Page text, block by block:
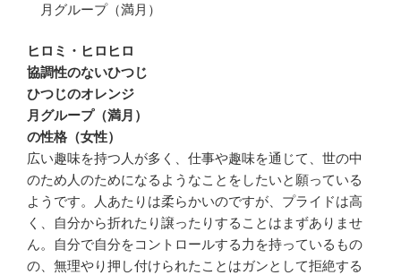
月グループ（満月）
ヒロミ・ヒロヒロ
協調性のないひつじ
ひつじのオレンジ
月グループ（満月）
の性格（女性）
広い趣味を持つ人が多く、仕事や趣味を通じて、世の中
のため人のためになるようなことをしたいと願っている
ようです。人あたりは柔らかいのですが、プライドは高
く、自分から折れたり譲ったりすることはまずありませ
ん。自分で自分をコントロールする力を持っているもの
の、無理やり押し付けられたことはガンとして拒絶する